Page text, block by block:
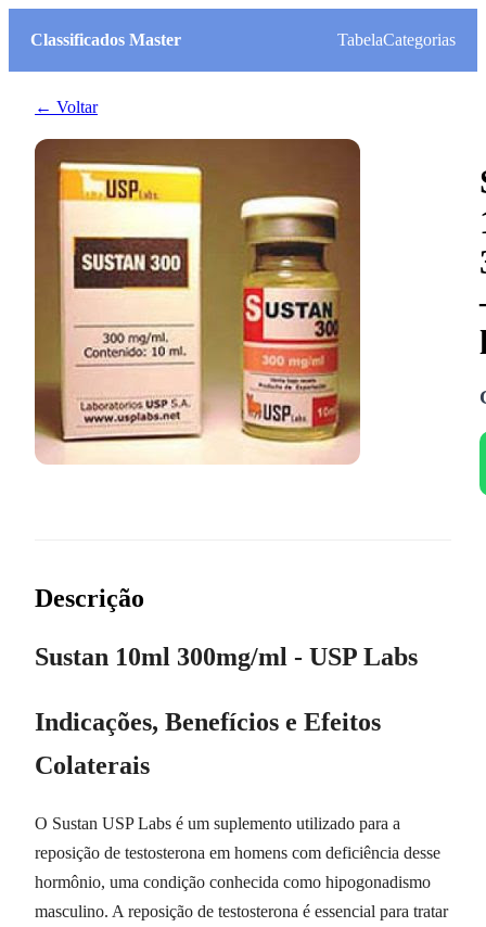
Classificados Master TabelaCategorias
← Voltar
Descrição
Sustan 10ml 300mg/ml - USP Labs
Indicações, Benefícios e Efeitos
Colaterais
O Sustan USP Labs é um suplemento utilizado para a
reposição de testosterona em homens com deficiência desse
hormônio, uma condição conhecida como hipogonadismo
masculino. A reposição de testosterona é essencial para tratar